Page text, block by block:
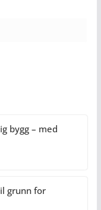
bygg – med
grunn for